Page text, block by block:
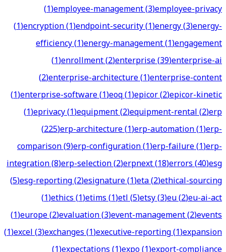
(1)employee-management(3)employee-privacy
(1)encryption(1)endpoint-security(1)energy(3)energy-
efficiency(1)energy-management(1)engagement
(1)enrollment(2)enterprise(39)enterprise-ai
(2)enterprise-architecture(1)enterprise-content
(1)enterprise-software(1)eoq(1)epicor(2)epicor-kinetic
(1)eprivacy(1)equipment(2)equipment-rental(2)erp
(225)erp-architecture(1)erp-automation(1)erp-
comparison(9)erp-configuration(1)erp-failure(1)erp-
integration(8)erp-selection(2)erpnext(18)errors(40)esg
(5)esg-reporting(2)esignature(1)eta(2)ethical-sourcing
(1)ethics(1)etims(1)etl(5)etsy(3)eu(2)eu-ai-act
(1)europe(2)evaluation(3)event-management(2)events
(1)excel(3)exchanges(1)executive-reporting(1)expansion